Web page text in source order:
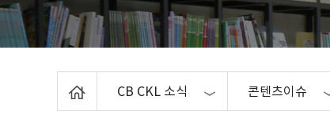
CB CKL 소식 콘텐츠이슈